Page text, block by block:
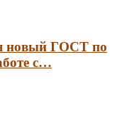
новый ГОСТ по
с…